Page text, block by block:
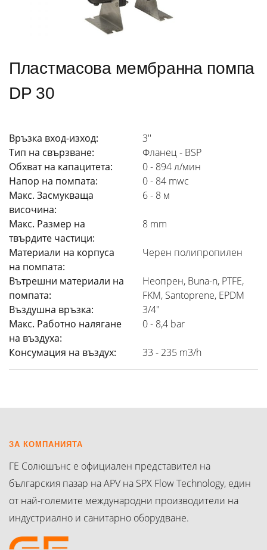
Пластмасова мембранна помпа
DP 30
Връзка вход-изход:
3''
Тип на свързване:
Фланец - BSP
Обхват на капацитета:
0 - 894 л/мин
Напор на помпата:
0 - 84 mwc
Макс. Засмукваща
височина:
6 - 8 м
Макс. Размер на
твърдите частици:
8 mm
Материали на корпуса
на помпата:
Черен полипропилен
Вътрешни материали на
помпата:
Неопрен, Buna-n, PTFE,
FKM, Santoprene, EPDM
Въздушна връзка:
3/4"
Макс. Работно налягане
на въздуха:
0 - 8,4 bar
Консумация на въздух: 33 - 235 m3/h
ЗА КОМПАНИЯТА
ГЕ Солюшънс е официален представител на
българския пазар на APV на SPX Flow Technology, един
от най-големите международни производители на
индустриално и санитарно оборудване.